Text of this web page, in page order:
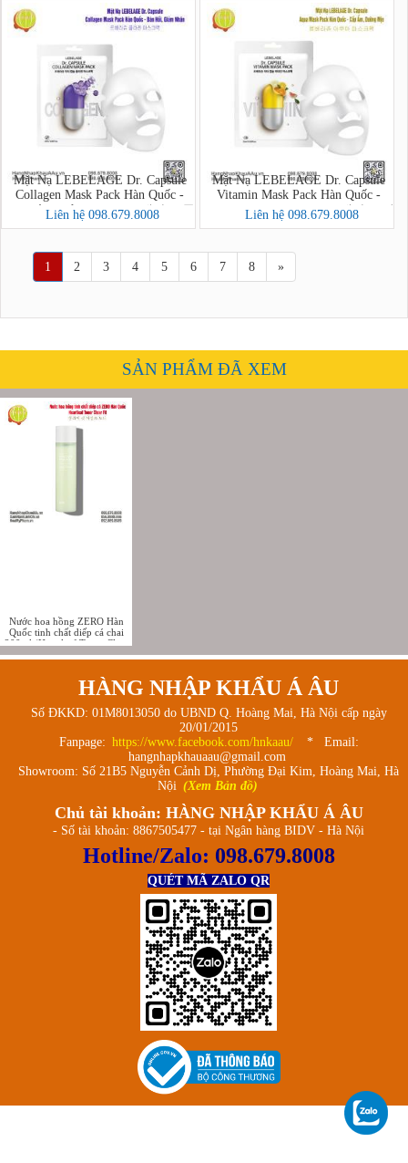
Mặt Nạ LEBELAGE Dr. Capsule
Collagen Mask Pack Hàn Quốc -
Đàn Hồi, Giảm Nhăn - 르베라쥬 콜
라겐 마스크팩
Liên hệ 098.679.8008
Mặt Nạ LEBELAGE Dr. Capsule
Vitamin Mask Pack Hàn Quốc -
Dưỡng Da, Sáng Mịn - 르베라쥬 비
타민 마스크팩
Liên hệ 098.679.8008
1 2 3 4 5 6 7 8 »
SẢN PHẨM ĐÃ XEM
Nước hoa hồng ZERO Hàn
Quốc tinh chất diếp cá chai
200ml (Heartleaf Toner Clear
Fit)
HÀNG NHẬP KHẨU Á ÂU
Số ĐKKD: 01M8013050 do UBND Q. Hoàng Mai, Hà Nội cấp ngày
20/01/2015
Fanpage: https://www.facebook.com/hnkaau/
* Email:
hangnhapkhauaau@gmail.com
Showroom: Số 21B5 Nguyễn Cảnh Dị, Phường Đại Kim, Hoàng Mai, Hà
Nội (Xem Bản đồ)
Chủ tài khoản: HÀNG NHẬP KHẨU Á ÂU
- Số tài khoản: 8867505477 - tại Ngân hàng BIDV - Hà Nội
Hotline/Zalo: 098.679.8008
QUÉT MÃ ZALO QR